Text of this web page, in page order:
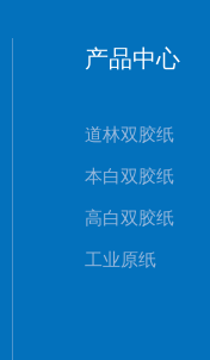
产品中心
道林双胶纸
本白双胶纸
高白双胶纸
工业原纸